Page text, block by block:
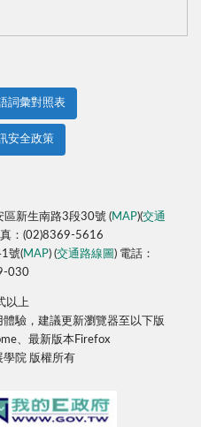
詞彙對照表
安全政策
新生南路3段30號 (MAP)(交通
：(02)8369-5616
號(MAP) (交通路線圖) 電話：
030
以上
驗，建議更新瀏覽器至以下版
、最新版本Firefox
院 版權所有